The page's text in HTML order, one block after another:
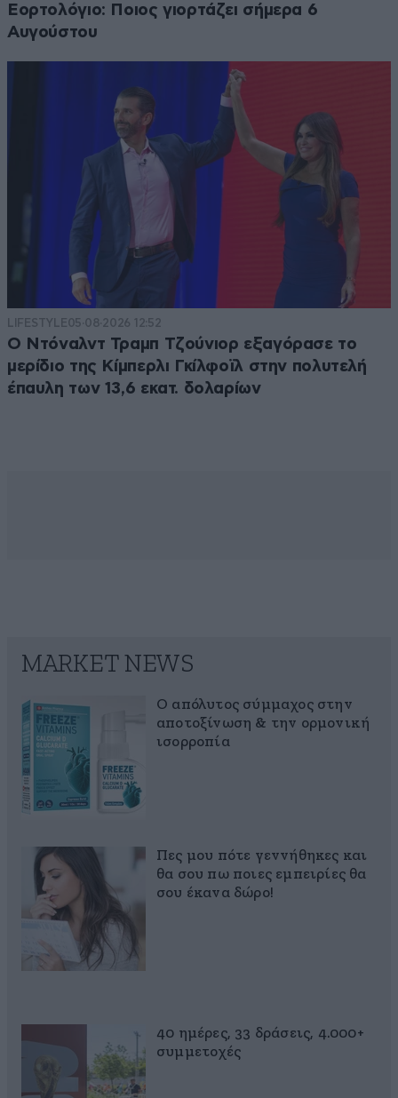
Εορτολόγιο: Ποιος γιορτάζει σήμερα 6
Αυγούστου
LIFESTYLE05·08·2026 12:52
Ο Ντόναλντ Τραμπ Τζούνιορ εξαγόρασε το
μερίδιο της Κίμπερλι Γκίλφοϊλ στην πολυτελή
έπαυλη των 13,6 εκατ. δολαρίων
MARKET NEWS
Ο απόλυτος σύμμαχος στην
αποτοξίνωση & την ορμονική
ισορροπία
Πες μου πότε γεννήθηκες και
θα σου πω ποιες εμπειρίες θα
σου έκανα δώρο!
40 ημέρες, 33 δράσεις, 4.000+
συμμετοχές